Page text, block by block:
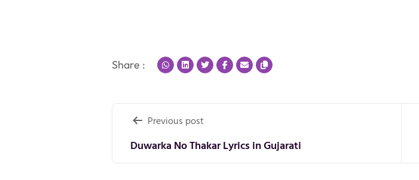
Share :
Post
navigation
Previous post
Duwarka No Thakar Lyrics in Gujarati